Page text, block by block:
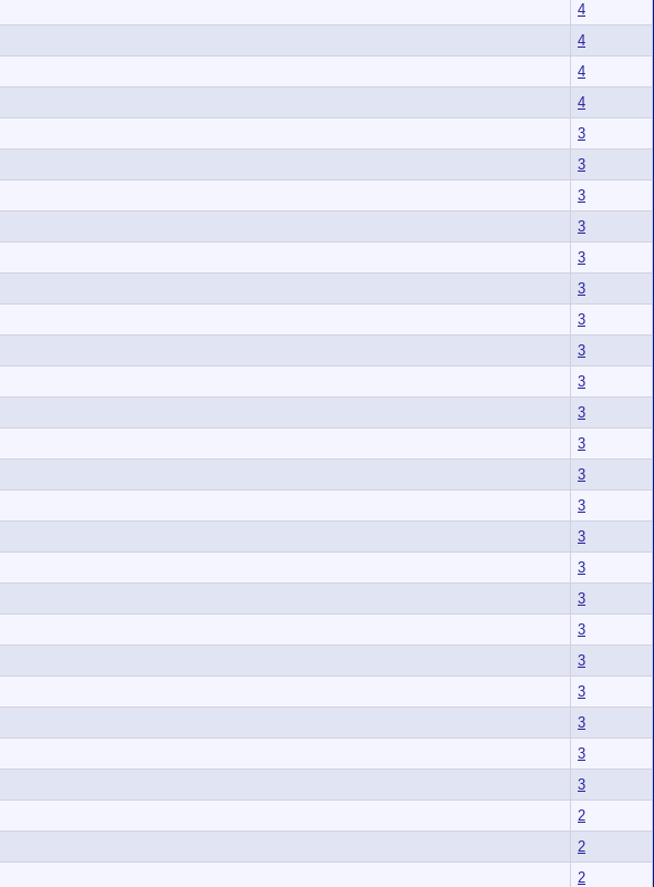
4
4
4
4
3
3
3
3
3
3
3
3
3
3
3
3
3
3
3
3
3
3
3
3
3
3
2
2
2